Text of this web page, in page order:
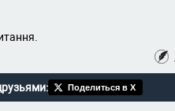
Поделиться в X